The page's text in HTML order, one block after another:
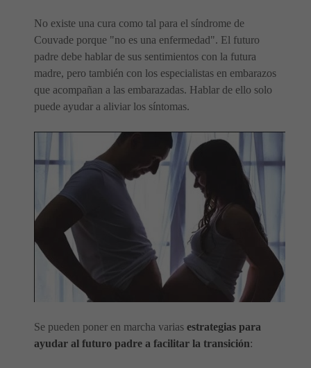
No existe una cura como tal para el síndrome de
Couvade porque "no es una enfermedad". El futuro
padre debe hablar de sus sentimientos con la futura
madre, pero también con los especialistas en embarazos
que acompañan a las embarazadas. Hablar de ello solo
puede ayudar a aliviar los síntomas.
Se pueden poner en marcha varias estrategias para
ayudar al futuro padre a facilitar la transición: